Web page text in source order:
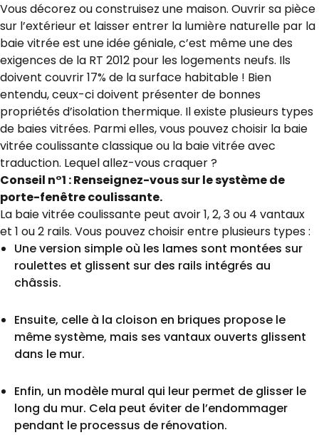
Vous décorez ou construisez une maison. Ouvrir sa pièce
sur l’extérieur et laisser entrer la lumière naturelle par la
baie vitrée est une idée géniale, c’est même une des
exigences de la RT 2012 pour les logements neufs. Ils
doivent couvrir 17% de la surface habitable ! Bien
entendu, ceux-ci doivent présenter de bonnes
propriétés d’isolation thermique. Il existe plusieurs types
de baies vitrées. Parmi elles, vous pouvez choisir la baie
vitrée coulissante classique ou la baie vitrée avec
traduction. Lequel allez-vous craquer ?
Conseil n°1 : Renseignez-vous sur le système de
porte-fenêtre coulissante.
La baie vitrée coulissante peut avoir 1, 2, 3 ou 4 vantaux
et 1 ou 2 rails. Vous pouvez choisir entre plusieurs types :
Une version simple où les lames sont montées sur
roulettes et glissent sur des rails intégrés au
châssis.
Ensuite, celle à la cloison en briques propose le
même système, mais ses vantaux ouverts glissent
dans le mur.
Enfin, un modèle mural qui leur permet de glisser le
long du mur. Cela peut éviter de l’endommager
pendant le processus de rénovation.